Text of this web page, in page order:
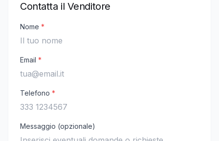
Contatta il Venditore
Nome *
Email *
Telefono *
Messaggio (opzionale)